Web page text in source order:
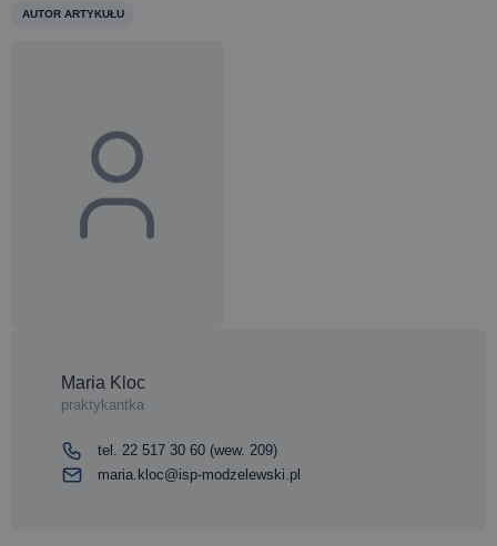
AUTOR ARTYKUŁU
Maria Kloc
praktykantka
tel. 22 517 30 60 (wew. 209)
maria.kloc@isp-modzelewski.pl